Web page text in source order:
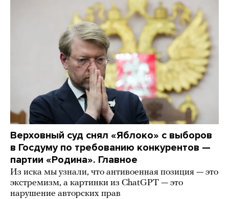
Верховный суд снял «Яблоко» с выборов
в Госдуму по требованию конкурентов —
партии «Родина». Главное
Из иска мы узнали, что антивоенная позиция — это
экстремизм, а картинки из СhatGPT — это
нарушение авторских прав